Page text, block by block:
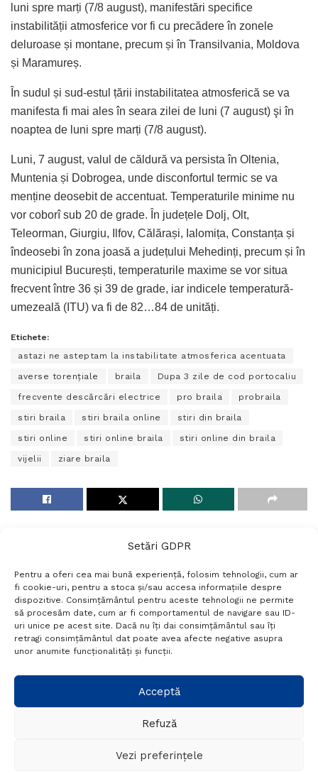
Setări GDPR
Pentru a oferi cea mai bună experiență, folosim tehnologii, cum ar
fi cookie-uri, pentru a stoca și/sau accesa informațiile despre
dispozitive. Consimțământul pentru aceste tehnologii ne permite
să procesăm date, cum ar fi comportamentul de navigare sau ID-
uri unice pe acest site. Dacă nu îți dai consimțământul sau îți
retragi consimțământul dat poate avea afecte negative asupra
unor anumite funcționalități și funcții.
Acceptă
Refuză
Vezi preferințele
luni spre marți (7/8 august), manifestări specifice
instabilității atmosferice vor fi cu precădere în zonele
deluroase și montane, precum și în Transilvania, Moldova
și Maramureș.
În sudul și sud-estul țării instabilitatea atmosferică se va
manifesta fi mai ales în seara zilei de luni (7 august) şi în
noaptea de luni spre marți (7/8 august).
Luni, 7 august, valul de căldură va persista în Oltenia,
Muntenia și Dobrogea, unde disconfortul termic se va
menține deosebit de accentuat. Temperaturile minime nu
vor coborî sub 20 de grade. În județele Dolj, Olt,
Teleorman, Giurgiu, Ilfov, Călărași, Ialomița, Constanța și
îndeosebi în zona joasă a județului Mehedinți, precum și în
municipiul București, temperaturile maxime se vor situa
frecvent între 36 și 39 de grade, iar indicele temperatură-
umezeală (ITU) va fi de 82…84 de unități.
Etichete:
astazi ne asteptam la instabilitate atmosferica acentuata
averse torențiale braila Dupa 3 zile de cod portocaliu
frecvente descărcări electrice pro braila probraila
stiri braila stiri braila online stiri din braila
stiri online stiri online braila stiri online din braila
vijelii ziare braila
Termeni si conditii
Politică de confidențialitate
Politica cookies
Setări GDPR
+40 788 760 194